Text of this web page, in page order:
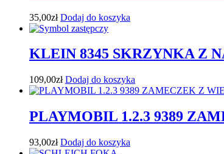
35,00zł Dodaj do koszyka
KLEIN 8345 SKRZYNKA Z
109,00zł Dodaj do koszyka
PLAYMOBIL 1.2.3 9389
93,00zł Dodaj do koszyka